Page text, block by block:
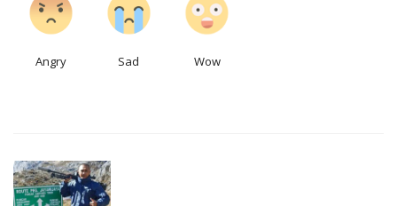
Angry Sad Wow